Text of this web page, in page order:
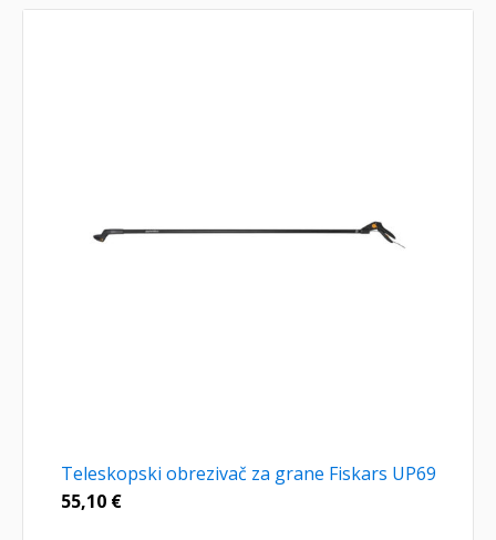
Teleskopski obrezivač za grane Fiskars UP69
55,10 €